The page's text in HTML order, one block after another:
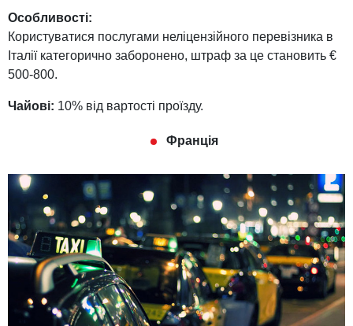
Особливості:
Користуватися послугами неліцензійного перевізника в
Італії категорично заборонено, штраф за це становить €
500-800.
Чайові: 10% від вартості проїзду.
Франція